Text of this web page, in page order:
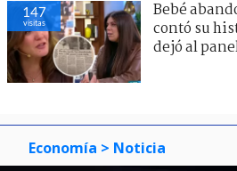
147
visitas
Bebé
contó su
dejó al
Economía > Noticia